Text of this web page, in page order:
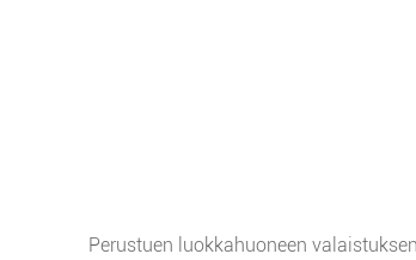
Perustuen luokkahuoneen